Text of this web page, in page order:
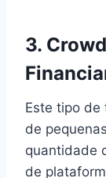
3.
Este tipo de
de
quantidade
de